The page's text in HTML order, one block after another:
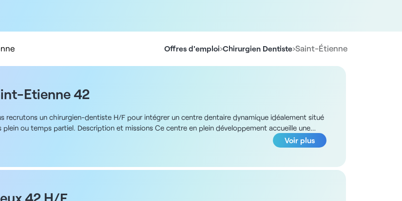
Offres d'emploi›Chirurgien Dentiste›Saint-Étienne
Etienne 42
recrutons un chirurgien-dentiste H/F pour intégrer un centre dentaire dynamique idéalement situé
ou temps partiel. Description et missions Ce centre en plein développement accueille une
des spécialistes (pédodontie, orthodontie, implantologie) pour compléter son équipe. Vous
locaux de santé, au sein d’un environnement favorisant les échanges et la qualité des soins. Vos
d’accompagnement pour les jeunes diplômés ADN de la structure Centre bien implanté, à
fauteuils disponibles. Rémunération - Omnipratique : rétrocession de 27 % à 30 % selon profil et
Voir plus
42 H/F